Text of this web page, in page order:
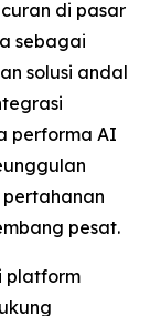
di pasar
sebagai
solusi andal
performa AI
pesat.
platform